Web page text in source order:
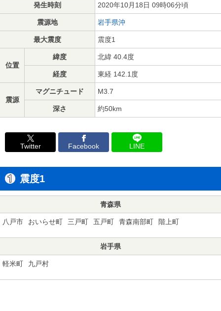
発生時刻 2020年10月18日 09時06分頃
震源地 岩手県沖
最大震度 震度1
位置
緯度 北緯 40.4度
経度 東経 142.1度
震源
マグニチュード M3.7
深さ 約50km
Twitter Facebook LINE
震度1
青森県
八戸市 おいらせ町 三戸町 五戸町 青森南部町 階上町
岩手県
軽米町 九戸村